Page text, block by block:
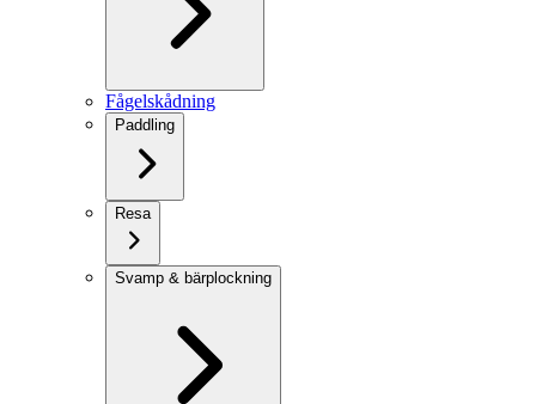
Fågelskådning
Paddling
Resa
Svamp & bärplockning